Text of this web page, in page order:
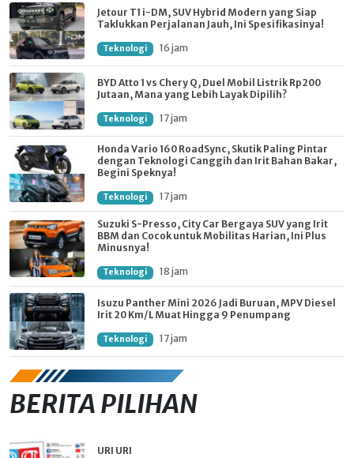
Jetour T1 i-DM, SUV Hybrid Modern yang Siap
Taklukkan Perjalanan Jauh, Ini Spesifikasinya!
Teknologi 16 jam
BYD Atto 1 vs Chery Q, Duel Mobil Listrik Rp200
Jutaan, Mana yang Lebih Layak Dipilih?
Teknologi 17 jam
Honda Vario 160 RoadSync, Skutik Paling Pintar
dengan Teknologi Canggih dan Irit Bahan Bakar,
Begini Speknya!
Teknologi 17 jam
Suzuki S-Presso, City Car Bergaya SUV yang Irit
BBM dan Cocok untuk Mobilitas Harian, Ini Plus
Minusnya!
Teknologi 18 jam
Isuzu Panther Mini 2026 Jadi Buruan, MPV Diesel
Irit 20 Km/L Muat Hingga 9 Penumpang
Teknologi 17 jam
BERITA PILIHAN
URI URI